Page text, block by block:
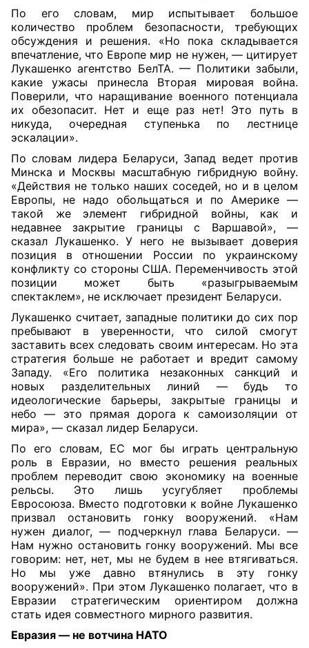
По его словам, мир испытывает большое
количество проблем безопасности, требующих
обсуждения и решения. «Но пока складывается
впечатление, что Европе мир не нужен, — цитирует
Лукашенко агентство БелТА. — Политики забыли,
какие ужасы принесла Вторая мировая война.
Поверили, что наращивание военного потенциала
их обезопасит. Нет и еще раз нет! Это путь в
никуда, очередная ступенька по лестнице
эскалации».
По словам лидера Беларуси, Запад ведет против
Минска и Москвы масштабную гибридную войну.
«Действия не только наших соседей, но и в целом
Европы, не надо обольщаться и по Америке —
такой же элемент гибридной войны, как и
недавнее закрытие границы с Варшавой», —
сказал Лукашенко. У него не вызывает доверия
позиция в отношении России по украинскому
конфликту со стороны США. Переменчивость этой
позиции может быть «разыгрываемым
спектаклем», не исключает президент Беларуси.
Лукашенко считает, западные политики до сих пор
пребывают в уверенности, что силой смогут
заставить всех следовать своим интересам. Но эта
стратегия больше не работает и вредит самому
Западу. «Его политика незаконных санкций и
новых разделительных линий — будь то
идеологические барьеры, закрытые границы и
небо — это прямая дорога к самоизоляции от
мира», — сказал лидер Беларуси.
По его словам, ЕС мог бы играть центральную
роль в Евразии, но вместо решения реальных
проблем переводит свою экономику на военные
рельсы. Это лишь усугубляет проблемы
Евросоюза. Вместо подготовки к войне Лукашенко
призвал остановить гонку вооружений. «Нам
нужен диалог, — подчеркнул глава Беларуси. —
Нам нужно остановить гонку вооружений. Мы все
говорим: нет, нет, мы не будем в нее втягиваться.
Но мы уже давно втянулись в эту гонку
вооружений». При этом Лукашенко полагает, что в
Евразии стратегическим ориентиром должна
стать идея совместного мирного развития.
Евразия — не вотчина НАТО